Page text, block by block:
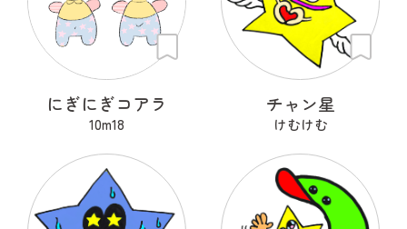
にぎにぎコアラ
10m18
チャン星
けむけむ